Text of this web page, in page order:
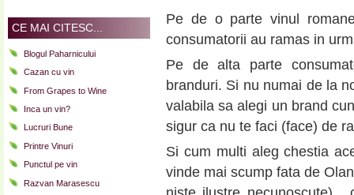
CE MAI CITESC...
Blogul Paharnicului
Cazan cu vin
From Grapes to Wine
Inca un vin?
Lucruri Bune
Printre Vinuri
Punctul pe vin
Razvan Marasescu
Pe de o parte vinul
consumatorii au ramas in
Pe de alta parte
branduri. Si nu numai de la
valabila sa alegi un brand
sigur ca nu te faci (face) de
Si cum multi aleg chestia
vinde mai scump fata de